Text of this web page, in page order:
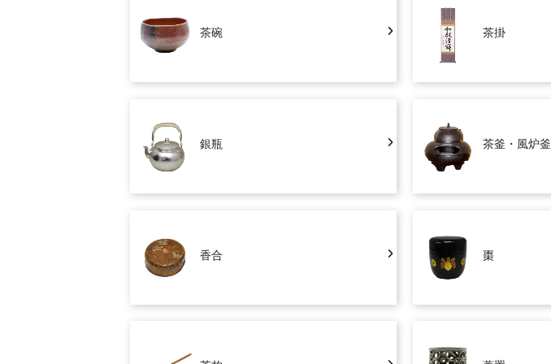
茶碗 茶掛
銀瓶 茶釜・風炉釜
香合 棗